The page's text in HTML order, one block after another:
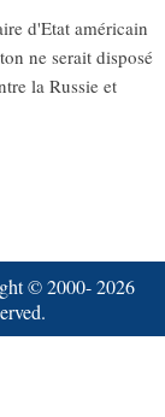
d'Etat américain
ne serait disposé
la Russie et
© 2000-2026